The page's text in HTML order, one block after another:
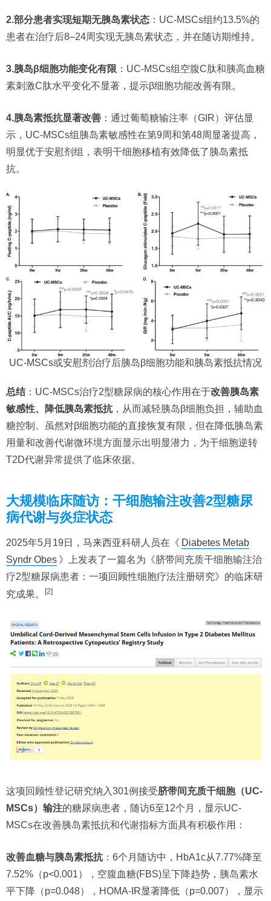
2.部分患者实现短期无胰岛素状态 ：UC-MSCs组约13.5%的
患者在治疗后8–24周实现无胰岛素状态，并在随访期维持。
3.胰岛β细胞功能变化有限 ：UC-MSCs组空腹C肽和胰高血糖
素刺激C肽水平变化不显著，提示β细胞功能改善有限。
4.胰岛素抵抗显著改善 ：通过葡萄糖输注率（GIR）评估显
示，UC-MSCs组胰岛素敏感性在第9周和第48周显著提高，
明显优于安慰剂组，表明干细胞移植有效降低了胰岛素抵
抗。
UC-MSCs或安慰剂治疗后胰岛β细胞功能和胰岛素抵抗情况
总结：UC-MSCs治疗2型糖尿病的核心作用在于改善胰岛素
敏感性、降低胰岛素抵抗，从而减轻胰岛β细胞负担，辅助血
糖控制。虽然对β细胞功能的直接恢复有限，但在降低胰岛素
用量和改善代谢微环境方面显示出明显潜力，为干细胞逆转
T2D代谢异常提供了临床依据。
大规模临床随访：干细胞输注改善2型糖尿
病代谢与炎症状态
2025年5月19日，马来西亚科研人员在《 Diabetes Metab
Syndr Obes 》上发表了一篇名为《脐带间充质干细胞输注治
疗2型糖尿病患者：一项回顾性细胞疗法注册研究》的临床研
究成果。
[2]
这项回顾性登记研究纳入301例接受脐带间充质干细胞（UC-
MSCs）输注的糖尿病患者，随访6至12个月，显示UC-
MSCs在改善胰岛素抵抗和代谢指标方面具有积极作用：
改善血糖与胰岛素抵抗：6个月随访中，HbA1c从7.77%降至
7.52%（p<0.001），空腹血糖(FBS)呈下降趋势，胰岛素水
平下降（p=0.048），HOMA-IR显著降低（p=0.007），显示